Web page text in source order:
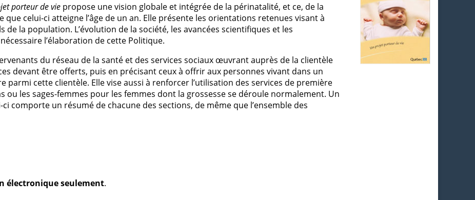
porteur de vie propose une vision globale et intégrée de la périnatalité, et ce, de la
que celui-ci atteigne l’âge de un an. Elle présente les orientations retenues visant à
de la population. L’évolution de la société, les avancées scientifiques et les
l’élaboration de cette Politique.
du réseau de la santé et des services sociaux œuvrant auprès de la clientèle
devant être offerts, puis en précisant ceux à offrir aux personnes vivant dans un
cette clientèle. Elle vise aussi à renforcer l’utilisation des services de première
les sages-femmes pour les femmes dont la grossesse se déroule normalement. Un
comporte un résumé de chacune des sections, de même que l’ensemble des
électronique seulement.